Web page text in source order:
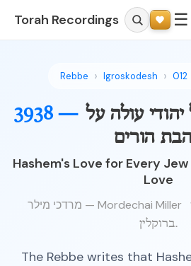
Torah Recordings ☰
Rebbe Igroskodesh 012
3938 — עולה על
הורים
Hashem's Love for Every
Love
מרדכי מילר — Mordechai Miller
ברוקלין.
The Rebbe writes that